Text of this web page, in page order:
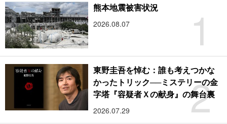
1
熊本地震被害状況
2026.08.07
2
東野圭吾を悼む：誰も考えつかな
かったトリック──ミステリーの金
字塔『容疑者Ｘの献身』の舞台裏
2026.07.29